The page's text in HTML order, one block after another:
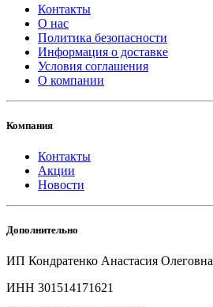
Контакты
О нас
Политика безопасности
Информация о доставке
Условия соглашения
О компании
Компания
Контакты
Акции
Новости
Дополнительно
ИП Кондратенко Анастасия Олеговна
ИНН 301514171621